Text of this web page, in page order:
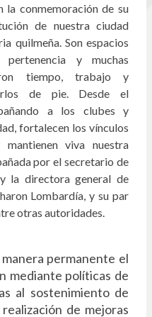
la conmemoración de su
de nuestra ciudad
quilmeña. Son espacios
pertenencia y muchas
tiempo, trabajo y
de pie. Desde el
a los clubes y
fortalecen los vínculos
viva nuestra
por el secretario de
la directora general de
Lombardía, y su par
otras autoridades.
permanente el
mediante políticas de
al sostenimiento de
de mejoras